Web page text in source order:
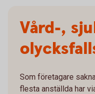
Vård-,
Som företagare
flesta anställda har